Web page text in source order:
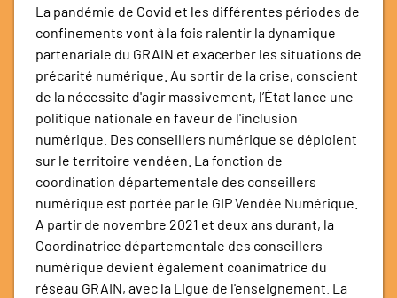
La pandémie de Covid et les différentes périodes de
confinements vont à la fois ralentir la dynamique
partenariale du GRAIN et exacerber les situations de
précarité numérique. Au sortir de la crise, conscient
de la nécessite d'agir massivement, l’État lance une
politique nationale en faveur de l'inclusion
numérique. Des conseillers numérique se déploient
sur le territoire vendéen. La fonction de
coordination départementale des conseillers
numérique est portée par le GIP Vendée Numérique.
A partir de novembre 2021 et deux ans durant, la
Coordinatrice départementale des conseillers
numérique devient également coanimatrice du
réseau GRAIN, avec la Ligue de l'enseignement. La